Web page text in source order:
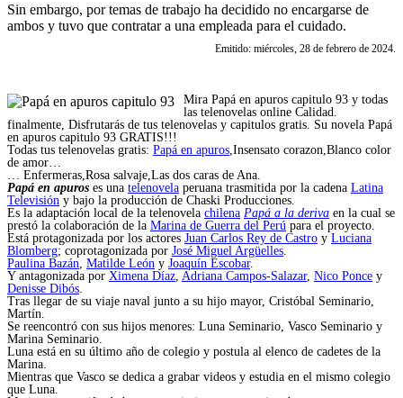
Sin embargo, por temas de trabajo ha decidido no encargarse de
ambos y tuvo que contratar a una empleada para el cuidado.
Emitido: miércoles, 28 de febrero de 2024.
Mira Papá en apuros capitulo 93 y todas
las telenovelas online Calidad.
finalmente, Disfrutarás de tus telenovelas y capitulos gratis. Su novela Papá
en apuros capitulo 93 GRATIS!!!
Todas tus telenovelas gratis: Papá en apuros,Insensato corazon,Blanco color
de amor…
… Enfermeras,Rosa salvaje,Las dos caras de Ana.
Papá en apuros es una telenovela peruana trasmitida por la cadena Latina
Televisión y bajo la producción de Chaski Producciones.
Es la adaptación local de la telenovela chilena Papá a la deriva en la cual se
prestó la colaboración de la Marina de Guerra del Perú para el proyecto.
Está protagonizada por los actores Juan Carlos Rey de Castro y Luciana
Blomberg; coprotagonizada por José Miguel Argüelles.
Paulina Bazán, Matilde León y Joaquín Escobar.
Y antagonizada por Ximena Díaz, Adriana Campos-Salazar, Nico Ponce y
Denisse Dibós.
Tras llegar de su viaje naval junto a su hijo mayor, Cristóbal Seminario,
Martín.
Se reencontró con sus hijos menores: Luna Seminario, Vasco Seminario y
Marina Seminario.
Luna está en su último año de colegio y postula al elenco de cadetes de la
Marina.
Mientras que Vasco se dedica a grabar videos y estudia en el mismo colegio
que Luna.